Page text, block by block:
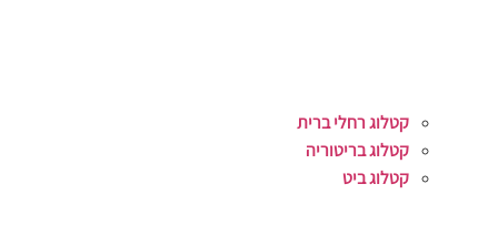
קטלוג רחלי ברית
קטלוג בריטוריה
קטלוג ביט